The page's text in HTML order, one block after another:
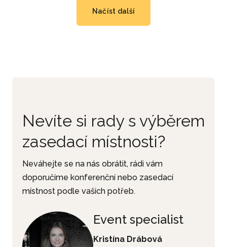
Načíst další
Nevíte si rady s výběrem
zasedací místnosti?
Neváhejte se na nás obrátit, rádi vám
doporučíme konferenční nebo zasedací
místnost podle vašich potřeb.
Event specialist
Kristína Drábová